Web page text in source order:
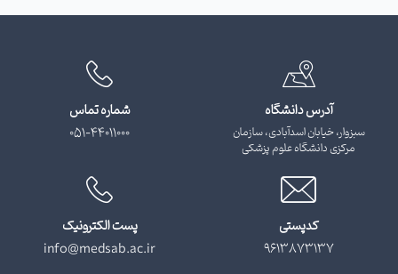
آدرس دانشگاه
سبزوار، خیابان اسدآبادی، سازمان
مرکزی دانشگاه علوم پزشکی
شماره تماس
051-44011000
کدپستی
9613873137
پست الکترونیک
info@medsab.ac.ir